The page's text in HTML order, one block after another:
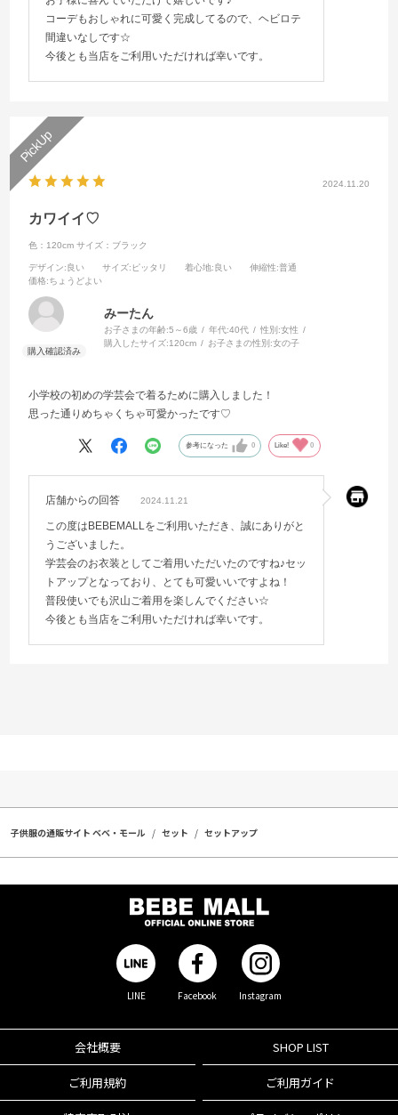
コーデもおしゃれに可愛く完成してるので、ヘビロテ
間違いなしです☆
今後とも当店をご利用いただければ幸いです。
2024.11.20
カワイイ♡
色：120cm サイズ：ブラック
デザイン:良い サイズ:ピッタリ 着心地:良い 伸縮性:普通
価格:ちょうどよい
みーたん
お子さまの年齢:5～6歳 年代:40代 性別:女性
購入したサイズ:120cm お子さまの性別:女の子
小学校の初めの学芸会で着るために購入しました！
思った通りめちゃくちゃ可愛かったです♡
参考になった 0 Like! 0
店舗からの回答 2024.11.21
この度はBEBEMALLをご利用いただき、誠にありがと
うございました。
学芸会のお衣装としてご着用いただいたのですね♪セッ
トアップとなっており、とても可愛いいですよね！
普段使いでも沢山ご着用を楽しんでください☆
今後とも当店をご利用いただければ幸いです。
子供服の通販サイト ベベ・モール セット セットアップ
LINE Facebook Instagram
会社概要 SHOP LIST
ご利用規約 ご利用ガイド